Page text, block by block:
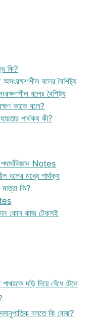
কি?
বলের বৈশিষ্ট্য
বলের বৈশিষ্ট্য
কাকে বলে?
পার্থক্য কী?
Notes
বলের মধ্যে পার্থক্য
কি?
কোন কাজ টেকসই
দড়ি দিয়ে বেঁধে টেনে
বলতে কি বোঝ?